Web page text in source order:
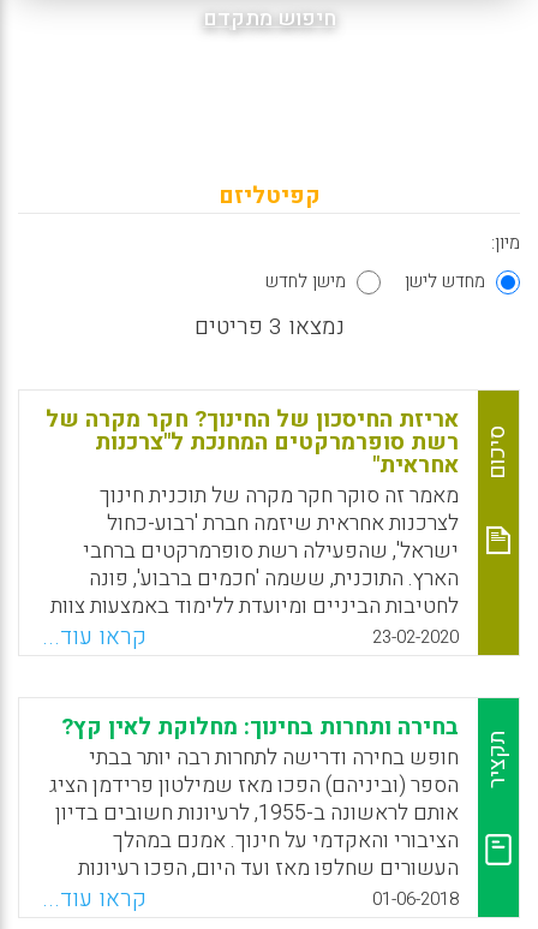
חיפוש מתקדם
קפיטליזם
מיון:
מחדש לישן
מישן לחדש
נמצאו 3 פריטים
סיכום
אריזת החיסכון של החינוך? חקר מקרה של
רשת סופרמרקטים המחנכת ל"צרכנות
אחראית"
מאמר זה סוקר חקר מקרה של תוכנית חינוך
לצרכנות אחראית שיזמה חברת 'רבוע-כחול
ישראל', שהפעילה רשת סופרמרקטים ברחבי
הארץ. התוכנית, ששמה 'חכמים ברבוע', פונה
לחטיבות הביניים ומיועדת ללימוד באמצעות צוות
ההוראה הבית-ספרי. התוכנית היוותה מרכיב מרכזי
בפעילות המוגדרת כאחריות החברתית של העסק.
המאמר ניתח חומרי ההוראה והלמידה שהציעה
התוכנית, ודן בהסדרים המדינתיים הקשורים
לקיום תופעת 'מסחור בבית-הספר'.
WhatsApp
Facebook
Email
X
23-02-2020 קראו עוד...
תקציר
בחירה ותחרות בחינוך: מחלוקת לאין קץ?
חופש בחירה ודרישה לתחרות רבה יותר בבתי
הספר (וביניהם) הפכו מאז שמילטון פרידמן הציג
אותם לראשונה ב-1955, לרעיונות חשובים בדיון
הציבורי והאקדמי על חינוך. אמנם במהלך
העשורים שחלפו מאז ועד היום, הפכו רעיונות
אלה למורכבים יותר ומתוחכמים יותר, אך אי
01-06-2018 קראו עוד...